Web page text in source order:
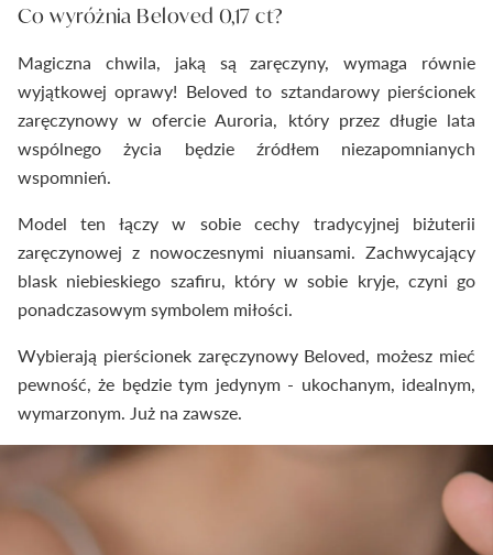
Co wyróżnia Beloved 0,17 ct?
Magiczna chwila, jaką są zaręczyny, wymaga równie
wyjątkowej oprawy! Beloved to sztandarowy pierścionek
zaręczynowy w ofercie Auroria, który przez długie lata
wspólnego życia będzie źródłem niezapomnianych
wspomnień.
Model ten łączy w sobie cechy tradycyjnej biżuterii
zaręczynowej z nowoczesnymi niuansami. Zachwycający
blask niebieskiego szafiru, który w sobie kryje, czyni go
ponadczasowym symbolem miłości.
Wybierają pierścionek zaręczynowy Beloved, możesz mieć
pewność, że będzie tym jedynym - ukochanym, idealnym,
wymarzonym. Już na zawsze.